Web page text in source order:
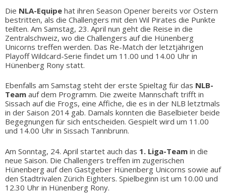
Die NLA-Equipe hat ihren Season Opener bereits vor Ostern
bestritten, als die Challengers mit den Wil Pirates die Punkte
teilten. Am Samstag, 23. April nun geht die Reise in die
Zentralschweiz, wo die Challengers auf die Hünenberg
Unicorns treffen werden. Das Re-Match der letztjährigen
Playoff Wildcard-Serie findet um 11.00 und 14.00 Uhr in
Hünenberg Rony statt.
Ebenfalls am Samstag steht der erste Spieltag für das NLB-
Team auf dem Programm. Die zweite Mannschaft trifft in
Sissach auf die Frogs, eine Affiche, die es in der NLB letztmals
in der Saison 2014 gab. Damals konnten die Baselbieter beide
Begegnungen für sich entscheiden. Gespielt wird um 11.00
und 14.00 Uhr in Sissach Tannbrunn.
Am Sonntag, 24. April startet auch das 1. Liga-Team in die
neue Saison. Die Challengers treffen im zugerischen
Hünenberg auf den Gastgeber Hünenberg Unicorns sowie auf
den Stadtrivalen Zürich Eighters. Spielbeginn ist um 10.00 und
12.30 Uhr in Hünenberg Rony.